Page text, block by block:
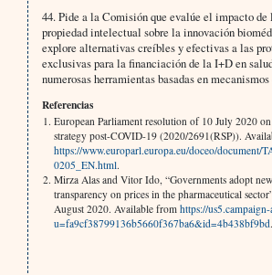
44. Pide a la Comisión que evalúe el impacto de
propiedad intelectual sobre la innovación
explore alternativas creíbles y efectivas a las
exclusivas para la financiación de la I+D en
numerosas herramientas basadas en
Referencias
European Parliament resolution of 10 July 2020
strategy post-COVID-19 (2020/2691(RSP)).
https://www.europarl.europa.eu/doceo/document/
0205_EN.html.
Mirza Alas and Vitor Ido, “Governments adopt
transparency on prices in the pharmaceutical
August 2020. Available from https://
u=fa9cf38799136b5660f367ba6&id=4b438bf9bd.